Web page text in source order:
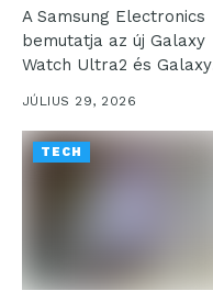
A Samsung Electronics
bemutatja az új Galaxy
Watch Ultra2 és Galaxy
Watch9...
JÚLIUS 29, 2026
TECH